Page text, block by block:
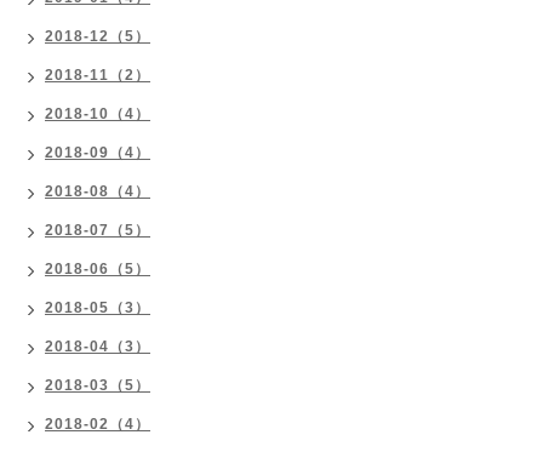
2018-12（5）
2018-11（2）
2018-10（4）
2018-09（4）
2018-08（4）
2018-07（5）
2018-06（5）
2018-05（3）
2018-04（3）
2018-03（5）
2018-02（4）